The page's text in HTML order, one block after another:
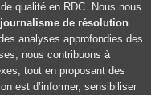
qualité en RDC. Nous nous
journalisme de résolution
analyses approfondies des
nous contribuons à
tout en proposant des
est d’informer, sensibiliser